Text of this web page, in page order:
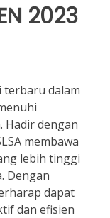
2023
terbaru dalam
Hadir dengan
membawa
lebih tinggi
Dengan
dapat
dan efisien